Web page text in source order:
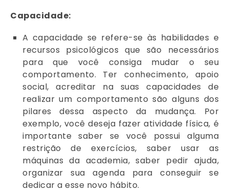
Capacidade:
A capacidade se refere-se às habilidades e
recursos psicológicos que são necessários
para que você consiga mudar o seu
comportamento. Ter conhecimento, apoio
social, acreditar na suas capacidades de
realizar um comportamento são alguns dos
pilares dessa aspecto da mudança. Por
exemplo, você deseja fazer atividade física, é
importante saber se você possui alguma
restrição de exercícios, saber usar as
máquinas da academia, saber pedir ajuda,
organizar sua agenda para conseguir se
dedicar a esse novo hábito.